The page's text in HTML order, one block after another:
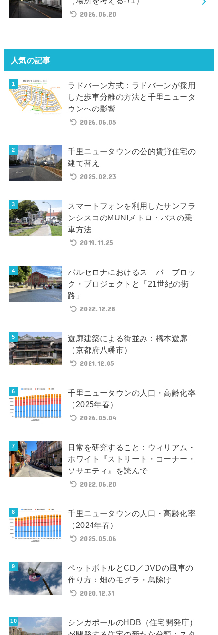
2026.06.20
人気の記事
ラドバーン方式：ラドバーンが採用
した歩車分離の方法と千里ニュータ
ウンへの影響
2026.06.05
千里ニュータウンの公的賃貸住宅の
建て替え
2025.02.23
スマートフォンを利用したサンフラ
ンシスコのMUNIメトロ・バスの乗
車方法
2019.11.25
バルセロナにおけるスーパーブロッ
ク・プロジェクトと「21世紀の街
路」
2022.12.28
遊廓建築による街並み：橋本遊廓
（京都府八幡市）
2021.12.05
千里ニュータウンの人口・高齢化率
（2025年春）
2026.05.04
日常を研究すること：ウィリアム・
ホワイト『ストリート・コーナー・
ソサエティ』を読んで
2022.06.20
千里ニュータウンの人口・高齢化率
（2024年春）
2025.05.06
ペットボトルとCD／DVDの風車の
作り方：畑のモグラ・鳥除け
2020.12.31
シンガポールのHDB（住宅開発庁）